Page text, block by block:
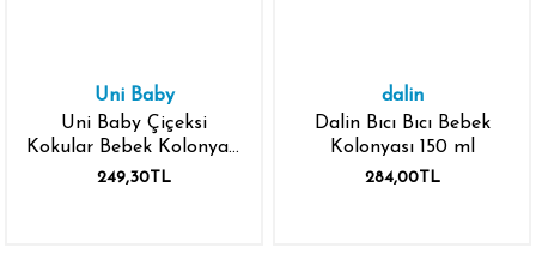
Uni Baby
Uni Baby Çiçeksi
Kokular Bebek Kolonyası
150 ml
249,30TL
dalin
Dalin Bıcı Bıcı Bebek
Kolonyası 150 ml
284,00TL